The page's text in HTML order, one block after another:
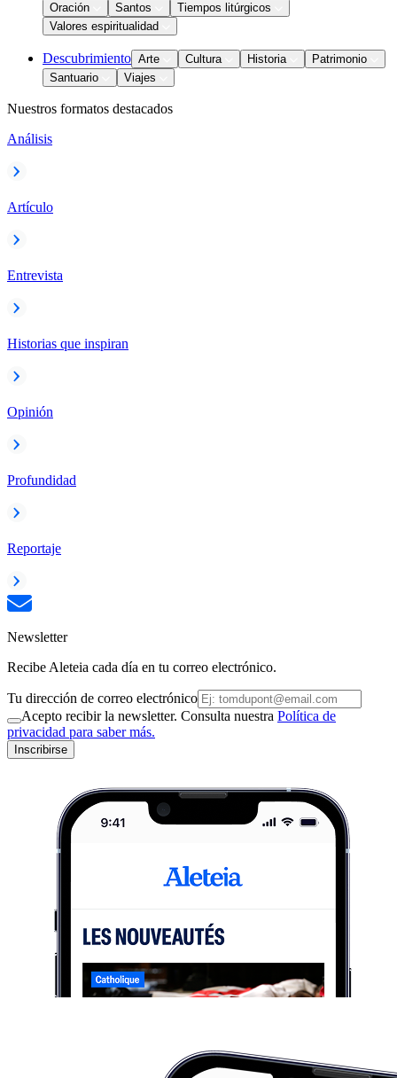
Oración
Santos
Tiempos litúrgicos
Valores espiritualidad
Descubrimiento Arte Cultura Historia
Patrimonio
Santuario
Viajes
Nuestros formatos destacados
Análisis
Artículo
Entrevista
Historias que inspiran
Opinión
Profundidad
Reportaje
Newsletter
Recibe Aleteia cada día en tu correo electrónico.
Tu dirección de correo electrónico
Acepto recibir la newsletter. Consulta nuestra Política de
privacidad para saber más.
Inscribirse